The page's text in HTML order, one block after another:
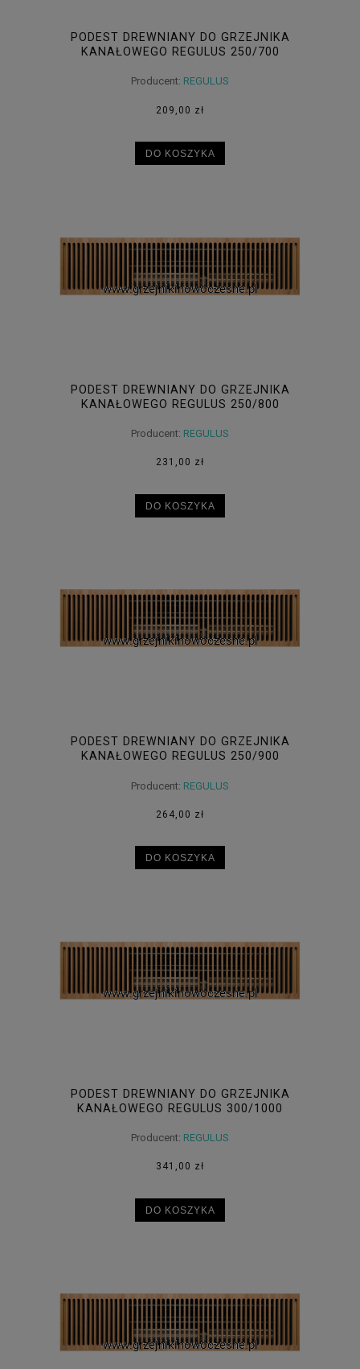
PODEST DREWNIANY DO GRZEJNIKA
KANAŁOWEGO REGULUS 250/700
Producent: REGULUS
209,00 zł
DO KOSZYKA
PODEST DREWNIANY DO GRZEJNIKA
KANAŁOWEGO REGULUS 250/800
Producent: REGULUS
231,00 zł
DO KOSZYKA
PODEST DREWNIANY DO GRZEJNIKA
KANAŁOWEGO REGULUS 250/900
Producent: REGULUS
264,00 zł
DO KOSZYKA
PODEST DREWNIANY DO GRZEJNIKA
KANAŁOWEGO REGULUS 300/1000
Producent: REGULUS
341,00 zł
DO KOSZYKA